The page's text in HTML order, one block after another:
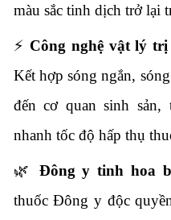
màu sắc tinh dịch trở lại
⚡ Công nghệ vật lý
Kết hợp sóng ngắn,
đến cơ quan sinh sản,
nhanh tốc độ hấp thụ
🌿 Đông y tinh hoa
thuốc Đông y độc